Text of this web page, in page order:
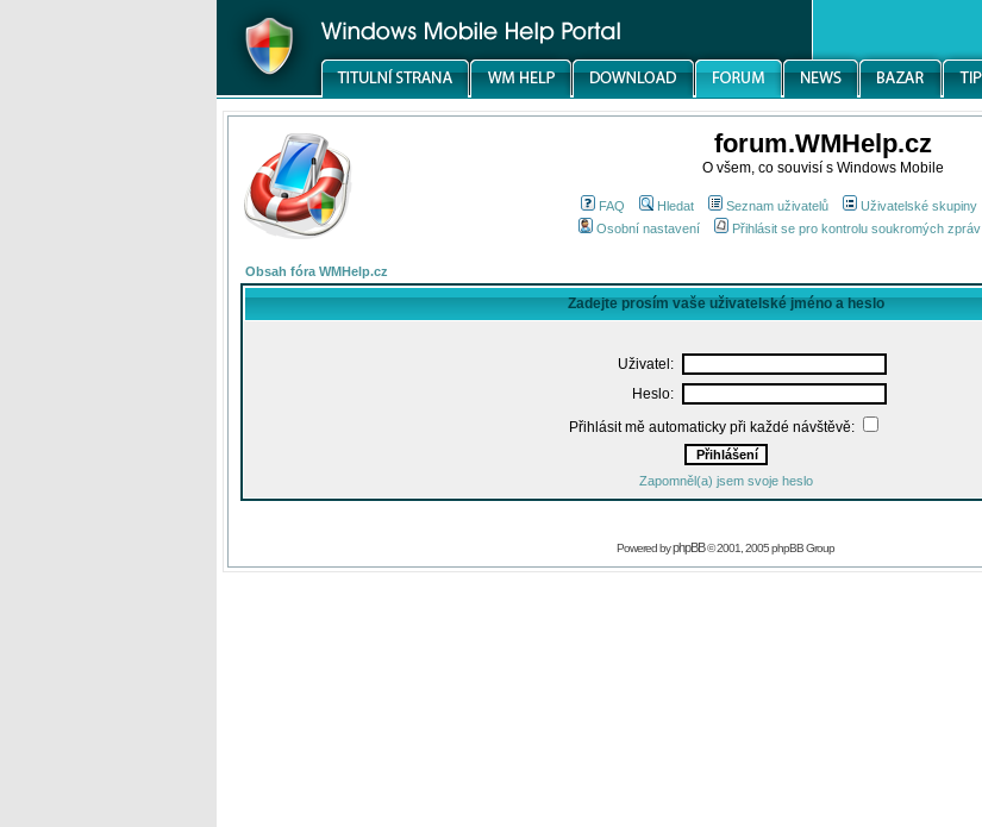
forum.WMHelp.cz
O všem, co souvisí s Windows Mobile
FAQ Hledat Seznam uživatelů Uživatelské skupiny
Osobní nastavení
Přihlásit se pro kontrolu soukromých zpráv
Obsah fóra WMHelp.cz
Zadejte prosím vaše uživatelské jméno a heslo
Uživatel:
Heslo:
Přihlásit mě automaticky při každé návštěvě:
Zapomněl(a) jsem svoje heslo
Powered byphpBB© 2001, 2005 phpBB Group